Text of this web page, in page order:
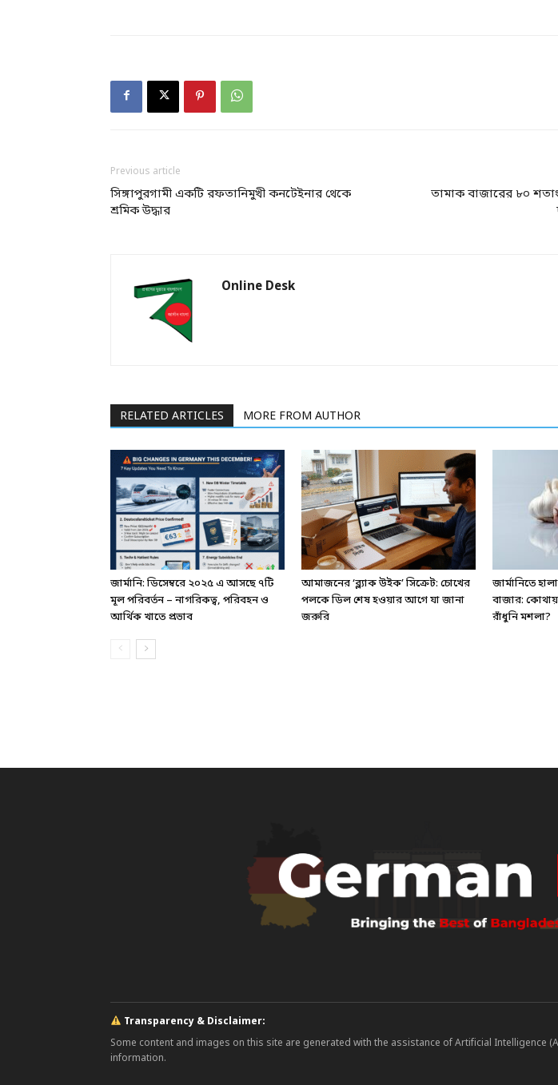
Previous article
সিঙ্গাপুরগামী ‌একটি রফতানিমুখী কনটেইনার থেকে
শ্রমিক উদ্ধার
তামাক বাজারের ৮০
Online Desk
RELATED ARTICLES MORE FROM AUTHOR
জার্মানি: ডিসেম্বরে ২০২৫ এ আসছে ৭টি
মূল পরিবর্তন – নাগরিকত্ব, পরিবহন ও
আর্থিক খাতে প্রভাব
আমাজনের ‘ব্ল্যাক উইক’ সিক্রেট: চোখের
পলকে ডিল শেষ হওয়ার আগে যা জানা
জরুরি
জার্মানিতে
বাজার:
রাঁধুনি মশলা?
Transparency & Disclaimer:
Some content and images on this site are generated with the assistance of Artificial Intelligence
information.